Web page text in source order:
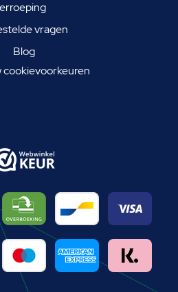
vragen
Blog
cookievoorkeuren